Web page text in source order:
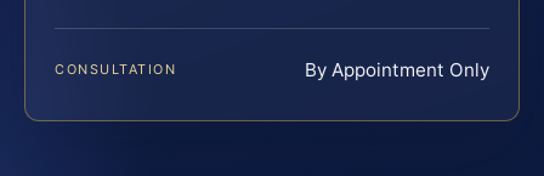
CONSULTATION By Appointment Only